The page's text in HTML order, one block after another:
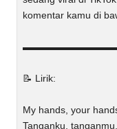
komentar kamu di
📝 Lirik:
My hands, your
Tanganku,